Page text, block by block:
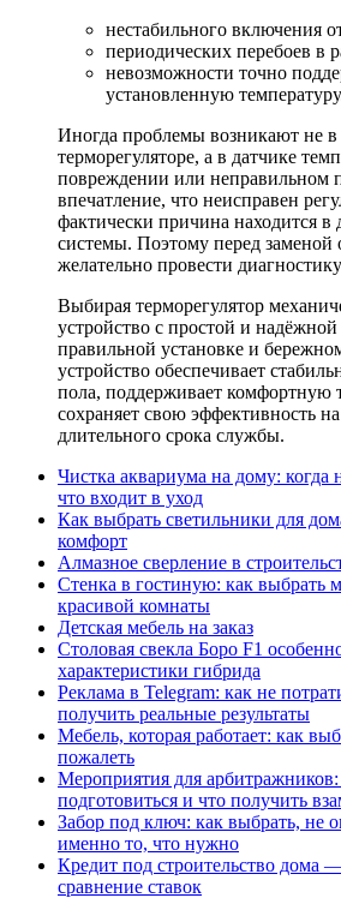
нестабильного включения
периодических перебоев в
невозможности точно
установленную
Иногда проблемы возникают не
терморегуляторе, а в датчике
повреждении или неправильном
впечатление, что неисправен
фактически причина находится в
системы. Поэтому перед заменой
желательно провести
Выбирая терморегулятор
устройство с простой и
правильной установке и
устройство обеспечивает
пола, поддерживает комфортную
сохраняет свою эффективность
длительного срока службы.
Чистка аквариума на дому: когда
что входит в уход
Как выбрать светильники для
комфорт
Алмазное сверление в
Стенка в гостиную: как выбрать
красивой комнаты
Детская мебель на заказ
Столовая свекла Боро F1
характеристики гибрида
Реклама в Telegram: как не
получить реальные результаты
Мебель, которая работает: как
пожалеть
Мероприятия для арбитражников:
подготовиться и что получить
Забор под ключ: как выбрать, не
именно то, что нужно
Кредит под строительство дома
сравнение ставок